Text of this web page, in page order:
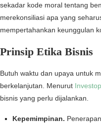
sekadar kode moral tentang
merekonsiliasi apa yang
mempertahankan keunggulan
Prinsip Etika Bisnis
Butuh waktu dan upaya untuk
berkelanjutan. Menurut
bisnis yang perlu dijalankan.
Kepemimpinan.